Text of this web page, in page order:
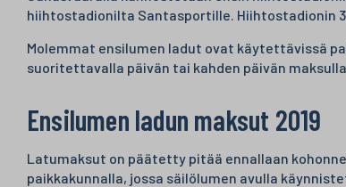
hiihtostadionilta Santasportille. Hiihtostadionin
Molemmat ensilumen ladut ovat käytettävissä
suoritettavalla päivän tai kahden päivän
Ensilumen ladun maksut 2019
Latumaksut on päätetty pitää ennallaan
paikkakunnalla, jossa säilölumen avulla